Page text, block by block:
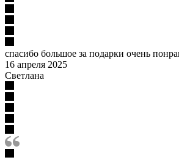
спасибо большое за подарки очень
16 апреля 2025
Светлана